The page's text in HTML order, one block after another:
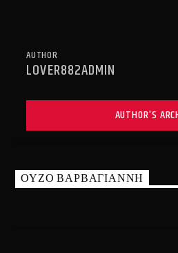
AUTHOR
LOVER882ADMIN
AUTHOR'S
ΟΥΖΟ ΒΑΡΒΑΓΙΑΝΝΗ